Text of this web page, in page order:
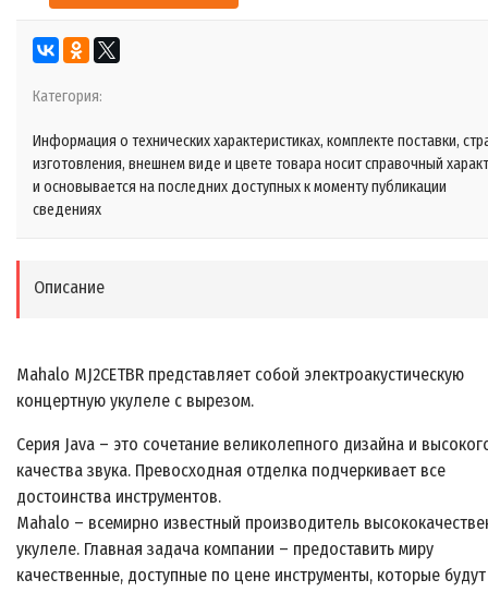
Категория:
Информация о технических характеристиках, комплекте поставки,
изготовления, внешнем виде и цвете товара носит справочный
и основывается на последних доступных к моменту публикации
сведениях
Описание
Mahalo MJ2CETBR представляет собой электроакустическую
концертную укулеле с вырезом.
Серия Java – это сочетание великолепного дизайна и
качества звука. Превосходная отделка подчеркивает все
достоинства инструментов.
Mahalo – всемирно известный производитель
укулеле. Главная задача компании – предоставить миру
качественные, доступные по цене инструменты, которые будут